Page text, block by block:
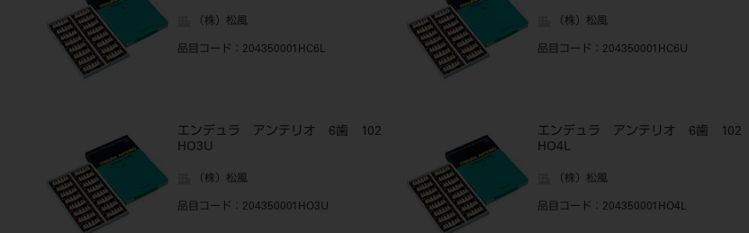
（株）松風
品目コード ：204350001HC6L
（株）松風
品目コード ：204350001HC6U
エンデュラ アンテリオ 6歯 102
HO3U
（株）松風
品目コード ：204350001HO3U
エンデュラ アンテリオ 6歯 102
HO4L
（株）松風
品目コード ：204350001HO4L